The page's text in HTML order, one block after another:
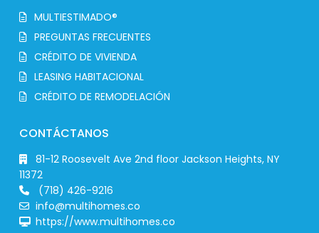
MULTIESTIMADO®
PREGUNTAS FRECUENTES
CRÉDITO DE VIVIENDA
LEASING HABITACIONAL
CRÉDITO DE REMODELACIÓN
CONTÁCTANOS
81-12 Roosevelt Ave 2nd floor Jackson Heights, NY
11372
(718) 426-9216
info@multihomes.co
https://www.multihomes.co